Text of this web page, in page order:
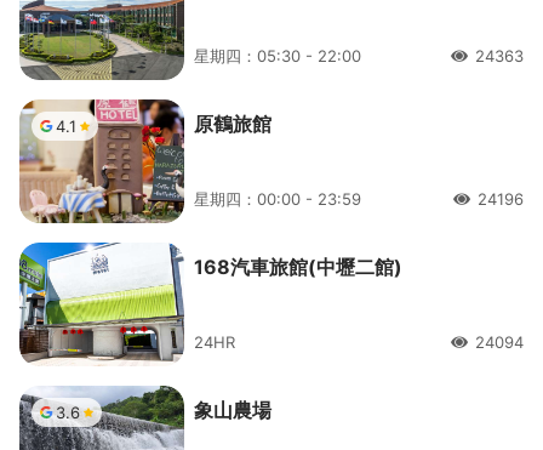
星期四：05:30 - 22:00 人氣24363
4.1 原鶴旅館
星期四：00:00 - 23:59 人氣24196
168汽車旅館(中壢二館)
24HR 人氣24094
3.6 象山農場